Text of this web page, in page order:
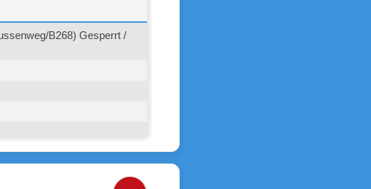
B268) Gesperrt /